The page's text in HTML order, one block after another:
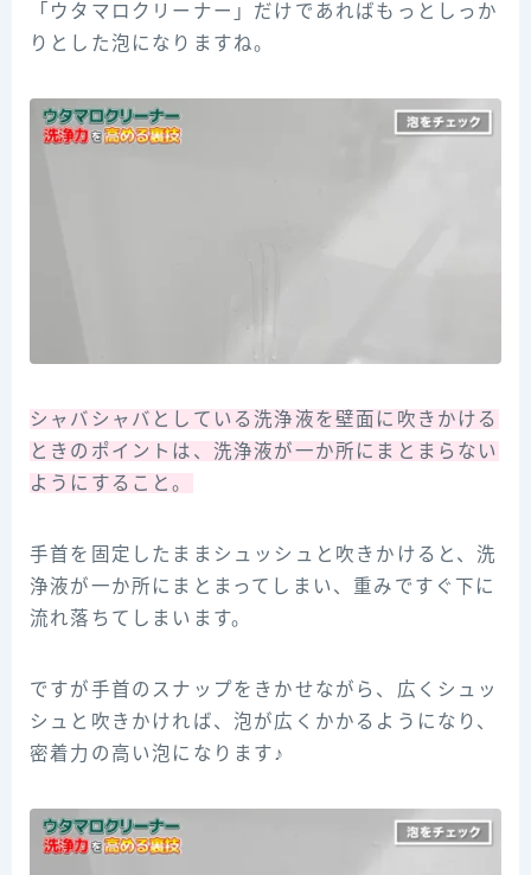
「ウタマロクリーナー」だけであればもっとしっか
りとした泡になりますね。
シャバシャバとしている洗浄液を壁面に吹きかける
ときのポイントは、洗浄液が一か所にまとまらない
ようにすること。
手首を固定したままシュッシュと吹きかけると、洗
浄液が一か所にまとまってしまい、重みですぐ下に
流れ落ちてしまいます。
ですが手首のスナップをきかせながら、広くシュッ
シュと吹きかければ、泡が広くかかるようになり、
密着力の高い泡になります♪